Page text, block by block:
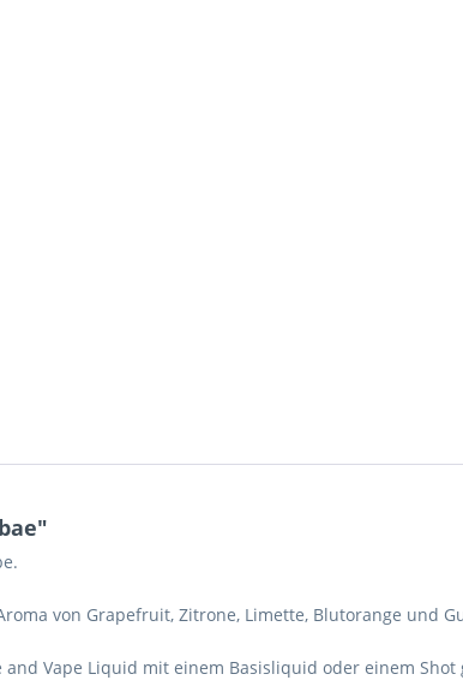
von Grapefruit, Zitrone, Limette, Blutorange und
and Vape Liquid mit einem Basisliquid oder einem